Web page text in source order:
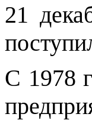
21
С 1978